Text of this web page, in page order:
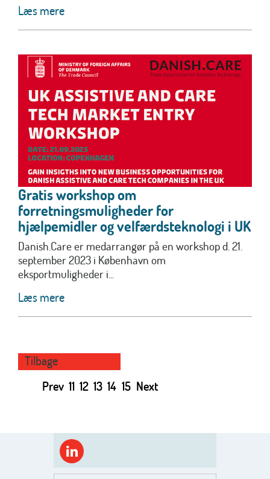
Læs mere
Gratis workshop om
forretningsmuligheder for
hjælpemidler og velfærdsteknologi i UK
Danish.Care er medarrangør på en workshop d. 21.
september 2023 i København om
eksportmuligheder i...
Læs mere
Tilbage
Prev 11 12 13 14 15 Next